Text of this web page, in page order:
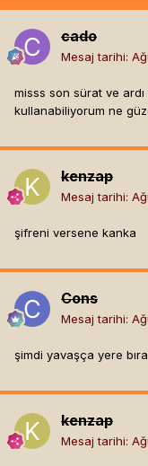
cado
Mesaj tarihi:
misss son sürat ve
kullanabiliyorum ne
kenzap
Mesaj tarihi:
şifreni versene kanka
Cons
Mesaj tarihi:
şimdi yavaşça yere
kenzap
Mesaj tarihi: